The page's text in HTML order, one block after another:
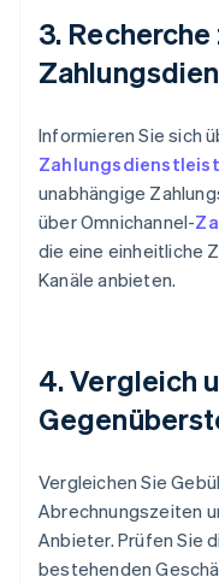
3. Recherche
Informieren Sie sich
unabhängige
über Omnichannel-
die eine einheitliche
Kanäle anbieten.
4. Vergleich
Vergleichen Sie
Abrechnungszeiten
Anbieter. Prüfen Sie
bestehenden